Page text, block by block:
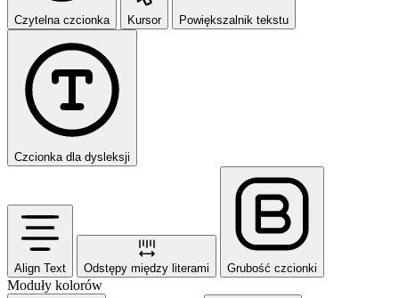
Czytelna czcionka Kursor Powiększalnik tekstu
Czcionka dla dysleksji
Align Text Odstępy między literami Grubość czcionki
Moduły kolorów